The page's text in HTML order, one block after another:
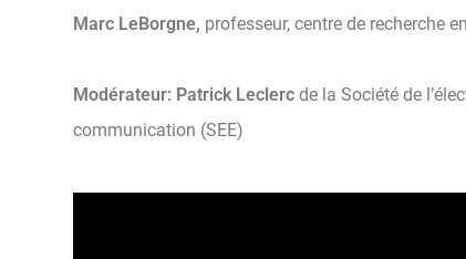
Marc LeBorgne, professeur, centre de recherche
Modérateur: Patrick Leclerc de la Société de
communication (SEE)